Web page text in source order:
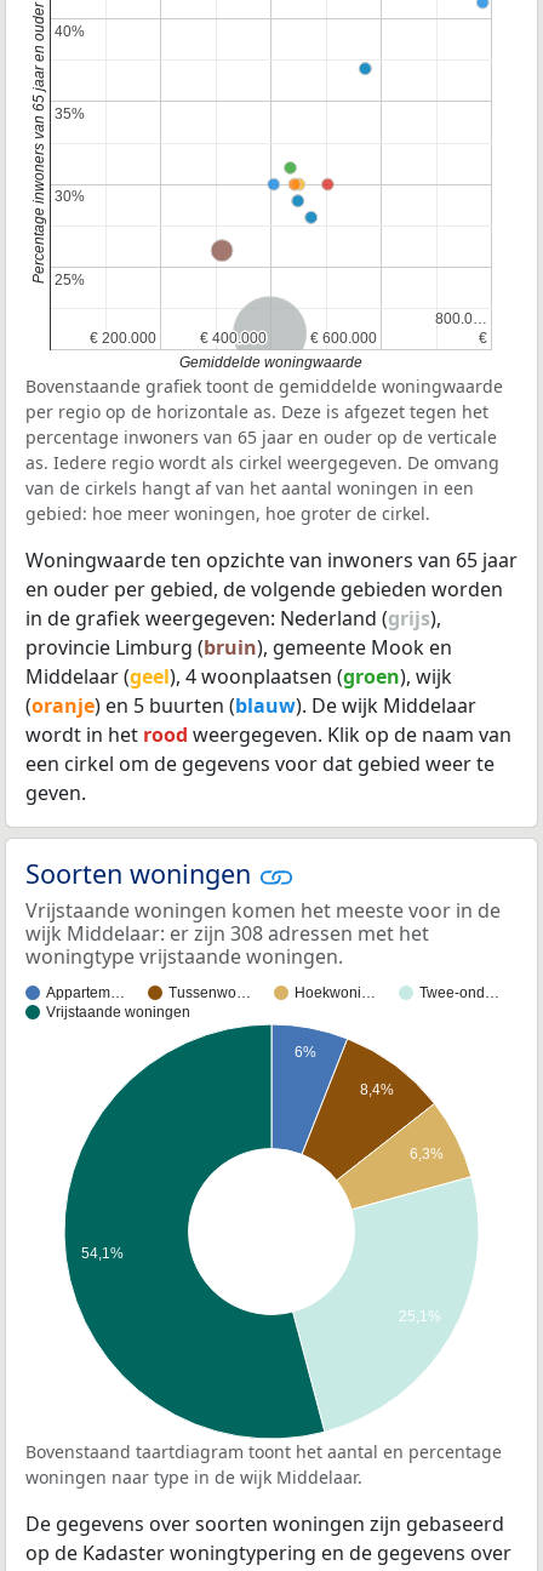
Nederland
€ 200.000
€ 200.000 € 400.000
€ 400.000 € 600.000
€ 600.000 €
€
800.0…
800.0…
25%
25%
30%
30%
35%
35%
40%
40%
Gemiddelde woningwaarde
Percentage inwoners van 65 jaar en ouder
Bovenstaande grafiek toont de gemiddelde woningwaarde
per regio op de horizontale as. Deze is afgezet tegen het
percentage inwoners van 65 jaar en ouder op de verticale
as. Iedere regio wordt als cirkel weergegeven. De omvang
van de cirkels hangt af van het aantal woningen in een
gebied: hoe meer woningen, hoe groter de cirkel.
Woningwaarde ten opzichte van inwoners van 65 jaar
en ouder per gebied, de volgende gebieden worden
in de grafiek weergegeven: Nederland (grijs),
provincie Limburg (bruin), gemeente Mook en
Middelaar (geel), 4 woonplaatsen (groen), wijk
(oranje) en 5 buurten (blauw). De wijk Middelaar
wordt in het rood weergegeven. Klik op de naam van
een cirkel om de gegevens voor dat gebied weer te
geven.
Soorten woningen
Vrijstaande woningen komen het meeste voor in de
wijk Middelaar: er zijn 308 adressen met het
woningtype vrijstaande woningen.
Appartem… Tussenwo… Hoekwoni…
Twee-ond…
Vrijstaande woningen
6%
8,4%
6,3%
25,1%
54,1%
Bovenstaand taartdiagram toont het aantal en percentage
woningen naar type in de wijk Middelaar.
De gegevens over soorten woningen zijn gebaseerd
op de Kadaster woningtypering en de gegevens over